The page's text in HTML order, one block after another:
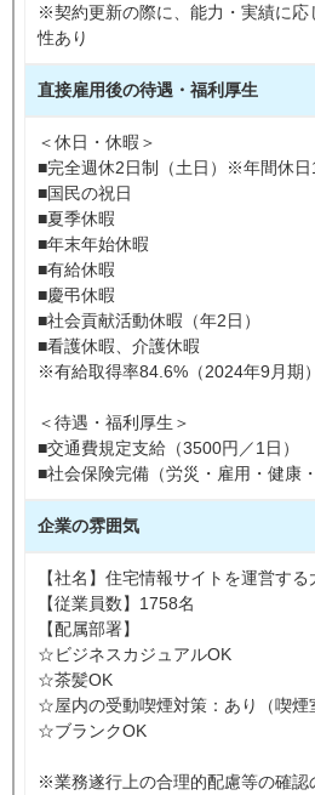
※契約更新の際に、能力・実績に応
性あり
直接雇用後の待遇・福利厚生
＜休日・休暇＞
■完全週休2日制（土日）※年間休日
■国民の祝日
■夏季休暇
■年末年始休暇
■有給休暇
■慶弔休暇
■社会貢献活動休暇（年2日）
■看護休暇、介護休暇
※有給取得率84.6%（2024年9月期）
＜待遇・福利厚生＞
■交通費規定支給（3500円／1日）
■社会保険完備（労災・雇用・健康
企業の雰囲気
【社名】住宅情報サイトを運営す
【従業員数】1758名
【配属部署】
☆ビジネスカジュアルOK
☆茶髪OK
☆屋内の受動喫煙対策：あり（喫煙
☆ブランクOK
※業務遂行上の合理的配慮等の確認